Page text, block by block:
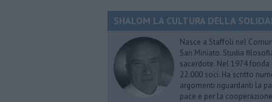
SHALOM LA CULTURA DELLA
Nasce a Staffoli nel
San Miniato. Studia
sacerdote. Nel 1974
22.000 soci. Ha scritto
argomenti riguardanti la
pace e per la